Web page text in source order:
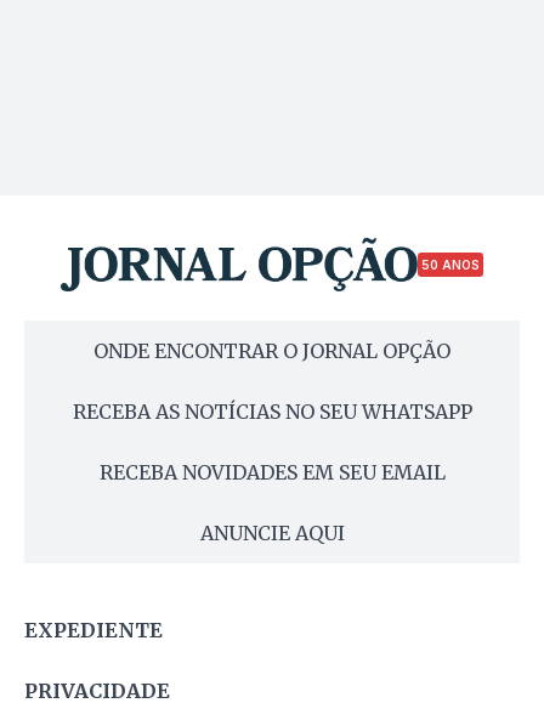
50 ANOS
ONDE ENCONTRAR O JORNAL OPÇÃO
RECEBA AS NOTÍCIAS NO SEU WHATSAPP
RECEBA NOVIDADES EM SEU EMAIL
ANUNCIE AQUI
EXPEDIENTE
PRIVACIDADE